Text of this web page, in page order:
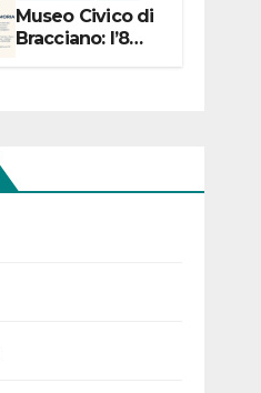
Museo Civico di
Bracciano: l’8